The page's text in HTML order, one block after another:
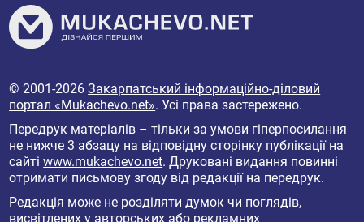
© 2001-2026Закарпатський інформаційно-діловий
портал «Mukachevo.net». Усі права застережено.
Передрук матеріалів – тільки за умови гіперпосилання
не нижче 3 абзацу на відповідну сторінку публікації на
сайтіwww.mukachevo.net. Друковані видання повинні
отримати письмову згоду від редакції на передрук.
Редакція може не розділяти думок чи поглядів,
висвітлених у авторських або рекламних